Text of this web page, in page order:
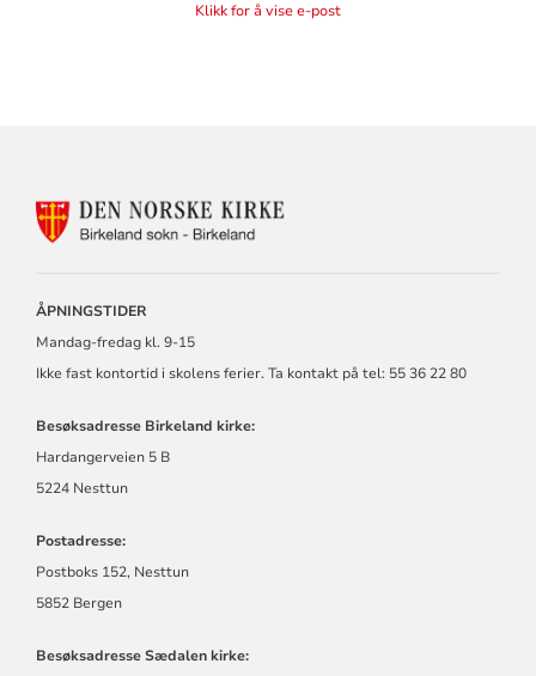
Klikk for å vise e-post
ÅPNINGSTIDER
Mandag-fredag kl. 9-15
Ikke fast kontortid i skolens ferier. Ta kontakt på tel: 55 36 22 80
Besøksadresse Birkeland kirke:
Hardangerveien 5 B
5224 Nesttun
Postadresse:
Postboks 152, Nesttun
5852 Bergen
Besøksadresse Sædalen kirke: